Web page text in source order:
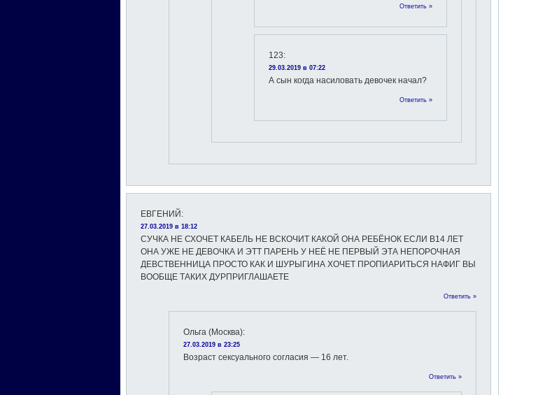
Ответить »
123:
29.03.2019 в 07:22
А сын когда насиловать девочек начал?
Ответить »
ЕВГЕНИЙ :
27.03.2019 в 18:12
СУЧКА НЕ СХОЧЕТ КАБЕЛЬ НЕ ВСКОЧИТ КАКОЙ ОНА РЕБЁНОК ЕСЛИ В14 ЛЕТ
ОНА УЖЕ НЕ ДЕВОЧКА И ЭТТ ПАРЕНЬ У НЕЁ НЕ ПЕРВЫЙ ЭТА НЕПОРОЧНАЯ
ДЕВСТВЕННИЦА ПРОСТО КАК И ШУРЫГИНА ХОЧЕТ ПРОПИАРИТЬСЯ НАФИГ ВЫ
ВООБЩЕ ТАКИХ ДУРПРИГЛАШАЕТЕ
Ответить »
Ольга (Москва):
27.03.2019 в 23:25
Возраст сексуального согласия — 16 лет.
Ответить »